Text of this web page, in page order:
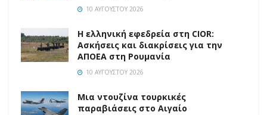
10 ΑΥΓΟΎΣΤΟΥ 2026
Η ελληνική εφεδρεία στη CIOR:
Ασκήσεις και διακρίσεις για την
ΑΠΟΕΑ στη Ρουμανία
10 ΑΥΓΟΎΣΤΟΥ 2026
Μια ντουζίνα τουρκικές
παραβιάσεις στο Αιγαίο